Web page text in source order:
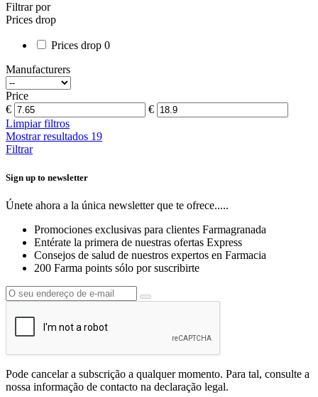
Filtrar por
Prices drop
Prices drop 0
Manufacturers
Price
€
€
Limpiar filtros
Mostrar resultados 19
Filtrar
Sign up to newsletter
Únete ahora a la única newsletter que te ofrece.....
Promociones exclusivas para clientes Farmagranada
Entérate la primera de nuestras ofertas Express
Consejos de salud de nuestros expertos en Farmacia
200 Farma points sólo por suscribirte
Pode cancelar a subscrição a qualquer momento. Para tal, consulte a
nossa informação de contacto na declaração legal.